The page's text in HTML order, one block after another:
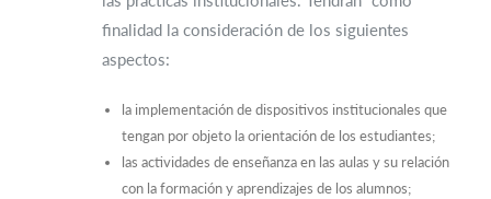
finalidad la consideración de los siguientes
aspectos:
la implementación de dispositivos institucionales que
tengan por objeto la orientación de los estudiantes;
las actividades de enseñanza en las aulas y su relación
con la formación y aprendizajes de los alumnos;